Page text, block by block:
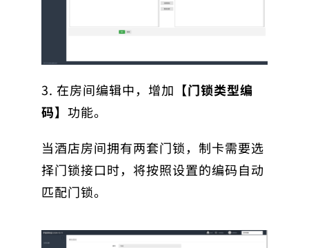
3. 在房间编辑中，增加 【门锁类型编
码】 功能。
当酒店房间拥有两套门锁，制卡需要选
择门锁接口时，将按照设置的编码自动
匹配门锁。